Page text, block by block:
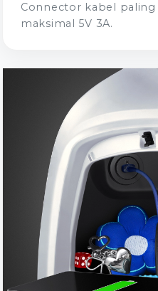
Connector kabel
maksimal 5V 3A.